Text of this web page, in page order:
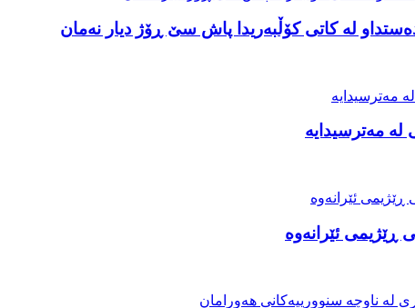
لە کاتی کۆڵبەریدا پاش سێ ڕۆژ دیار نەمان
مەترسیدایە
ڕێژیمی ئێرانەوە